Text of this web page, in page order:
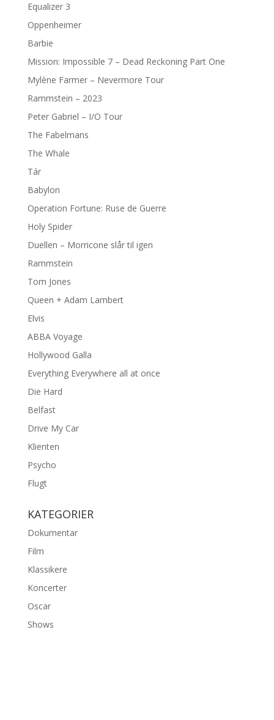
Equalizer 3
Oppenheimer
Barbie
Mission: Impossible 7 – Dead Reckoning Part One
Mylène Farmer – Nevermore Tour
Rammstein – 2023
Peter Gabriel – I/O Tour
The Fabelmans
The Whale
Tár
Babylon
Operation Fortune: Ruse de Guerre
Holy Spider
Duellen – Morricone slår til igen
Rammstein
Tom Jones
Queen + Adam Lambert
Elvis
ABBA Voyage
Hollywood Galla
Everything Everywhere all at once
Die Hard
Belfast
Drive My Car
Klienten
Psycho
Flugt
KATEGORIER
Dokumentar
Film
Klassikere
Koncerter
Oscar
Shows